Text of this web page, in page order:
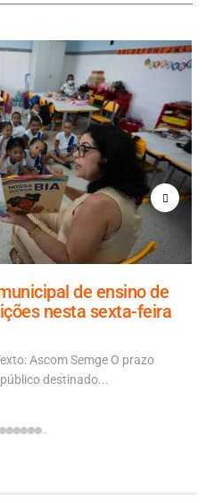
de ensino de
nesta sexta-feira
Ascom Semge O prazo
destinado...